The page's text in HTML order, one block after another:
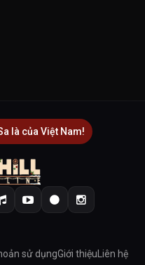
là của Việt Nam!
sử dụngGiới thiệuLiên hệ